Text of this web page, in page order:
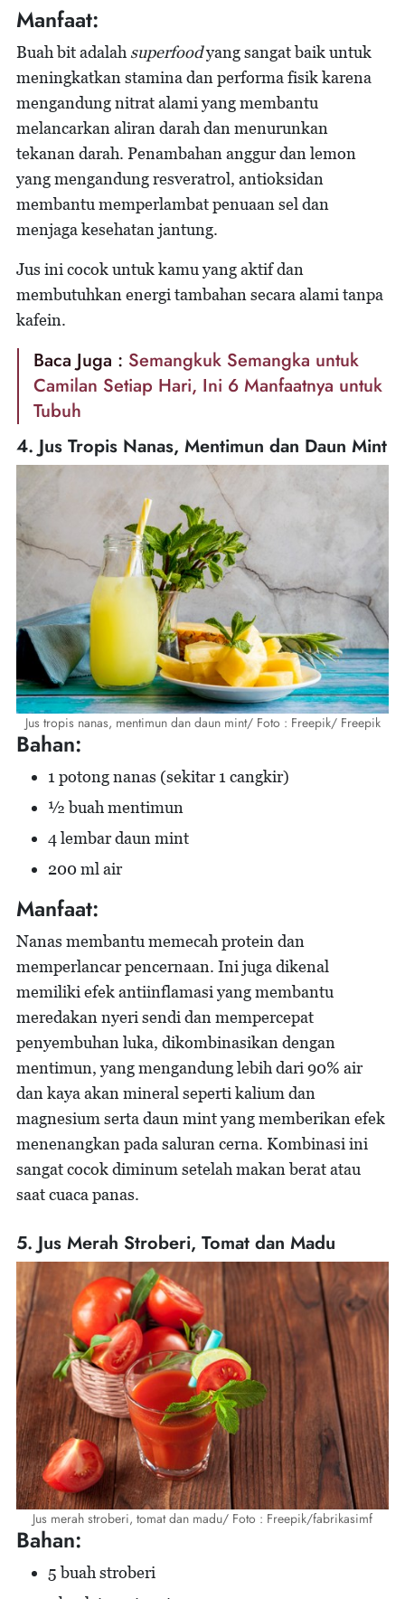
Manfaat:
Buah bit adalah superfoodyang sangat baik untuk
meningkatkan stamina dan performa fisik karena
mengandung nitrat alami yang membantu
melancarkan aliran darah dan menurunkan
tekanan darah. Penambahan anggur dan lemon
yang mengandung resveratrol, antioksidan
membantu memperlambat penuaan sel dan
menjaga kesehatan jantung.
Jus ini cocok untuk kamu yang aktif dan
membutuhkan energi tambahan secara alami tanpa
kafein.
Baca Juga : Semangkuk Semangka untuk
Camilan Setiap Hari, Ini 6 Manfaatnya untuk
Tubuh
4. Jus Tropis Nanas, Mentimun dan Daun Mint
Jus tropis nanas, mentimun dan daun mint/ Foto : Freepik/ Freepik
Bahan:
1 potong nanas (sekitar 1 cangkir)
½ buah mentimun
4 lembar daun mint
200 ml air
Manfaat:
Nanas membantu memecah protein dan
memperlancar pencernaan. Ini juga dikenal
memiliki efek antiinflamasi yang membantu
meredakan nyeri sendi dan mempercepat
penyembuhan luka, dikombinasikan dengan
mentimun, yang mengandung lebih dari 90% air
dan kaya akan mineral seperti kalium dan
magnesium serta daun mint yang memberikan efek
menenangkan pada saluran cerna. Kombinasi ini
sangat cocok diminum setelah makan berat atau
saat cuaca panas.
5. Jus Merah Stroberi, Tomat dan Madu
Jus merah stroberi, tomat dan madu/ Foto : Freepik/fabrikasimf
Bahan:
5 buah stroberi